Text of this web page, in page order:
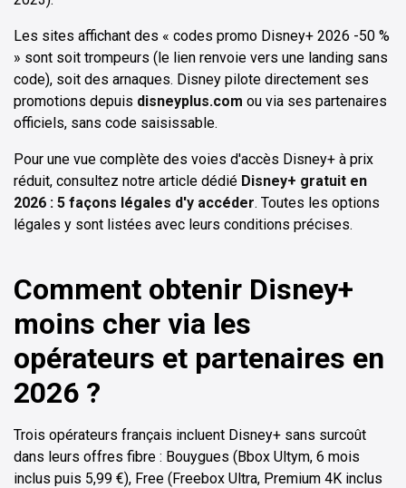
Les sites affichant des « codes promo Disney+ 2026 -50 %
» sont soit trompeurs (le lien renvoie vers une landing sans
code), soit des arnaques. Disney pilote directement ses
promotions depuis disneyplus.com ou via ses partenaires
officiels, sans code saisissable.
Pour une vue complète des voies d'accès Disney+ à prix
réduit, consultez notre article dédié Disney+ gratuit en
2026 : 5 façons légales d'y accéder. Toutes les options
légales y sont listées avec leurs conditions précises.
Comment obtenir Disney+
moins cher via les
opérateurs et partenaires en
2026 ?
Trois opérateurs français incluent Disney+ sans surcoût
dans leurs offres fibre : Bouygues (Bbox Ultym, 6 mois
inclus puis 5,99 €), Free (Freebox Ultra, Premium 4K inclus